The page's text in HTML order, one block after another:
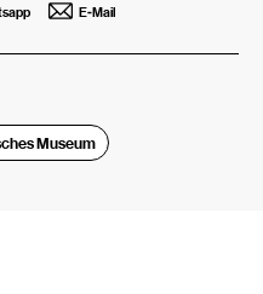
E-Mail
Museum